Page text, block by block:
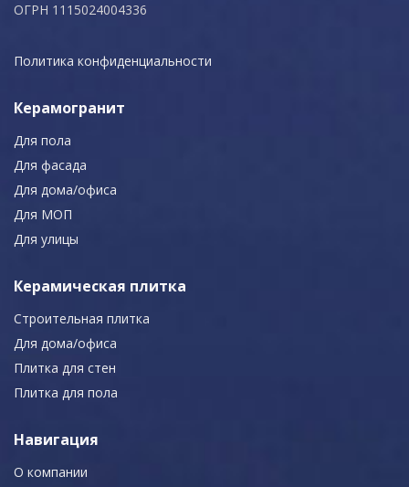
ОГРН 1115024004336
Политика конфиденциальности
Керамогранит
Для пола
Для фасада
Для дома/офиса
Для МОП
Для улицы
Керамическая плитка
Строительная плитка
Для дома/офиса
Плитка для стен
Плитка для пола
Навигация
О компании